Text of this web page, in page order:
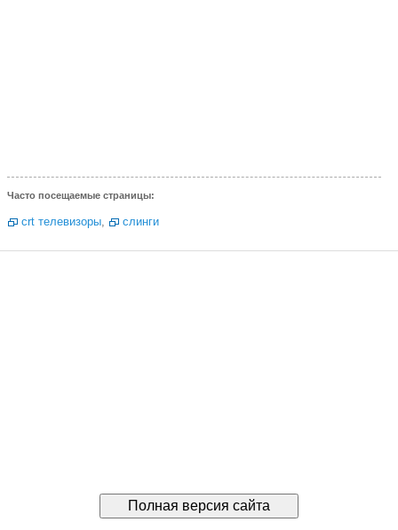
Часто посещаемые страницы:
crt телевизоры, слинги